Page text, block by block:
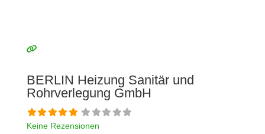
bitte mit konkreten Details an und bleiben
BERLIN Heizung Sanitär und
Rohrverlegung GmbH
Keine Rezensionen